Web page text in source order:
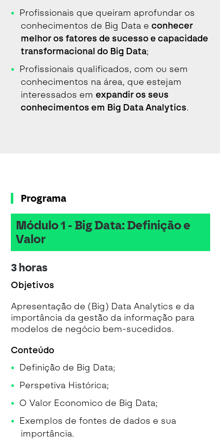
Profissionais que queiram aprofundar os
conhecimentos de Big Data e conhecer
melhor os fatores de sucesso ecapacidade
transformacional do Big Data;
Profissionais qualificados, com ou sem
conhecimentos na área, que estejam
interessados em expandir os seus
conhecimentos em Big Data Analytics.
Programa
Módulo 1 - Big Data: Definição e
Valor
3 horas
Objetivos
Apresentação de (Big) Data Analytics e da
importância da gestão da informação para
modelos de negócio bem-sucedidos.
Conteúdo
Definição de Big Data;
Perspetiva Histórica;
O Valor Economico de Big Data;
Exemplos de fontes de dados e sua
importância.